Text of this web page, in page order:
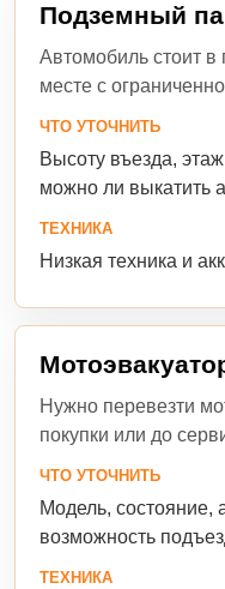
Подземный
Автомобиль стоит в
месте с
ЧТО УТОЧНИТЬ
Высоту въезда,
можно ли выкатить
ТЕХНИКА
Низкая техника и
Нужно перевезти
покупки или до
ЧТО УТОЧНИТЬ
Модель, состояние,
возможность
ТЕХНИКА